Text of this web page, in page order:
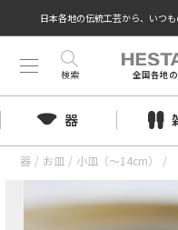
日本各地の伝統工芸から、いつ
全国各地
検索
器
器 / お皿 / 小皿（〜14cm） /